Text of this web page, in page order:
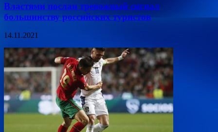
Властями послан тревожный сигнал
большинству российских туристов
14.11.2021